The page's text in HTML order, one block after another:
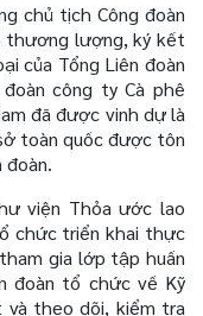
chủ tịch Công đoàn
thương lượng, ký kết
của Tổng Liên đoàn
công ty Cà phê
đã được vinh dự là
toàn quốc được tôn
đoàn.
viện Thỏa ước lao
chức triển khai thực
gia lớp tập huấn
đoàn tổ chức về Kỹ
theo dõi, kiểm tra